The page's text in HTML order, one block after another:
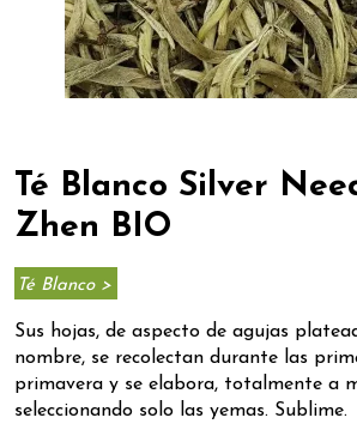
Té Blanco Silver
Zhen BIO
Té Blanco >
Sus hojas, de aspecto de agujas
nombre, se recolectan durante las
primavera y se elabora, totalmente a
seleccionando solo las yemas. Sublime.